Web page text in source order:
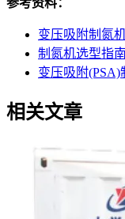
变压吸附制氮
制氮机选型指
变压吸附(PSA)
相关文章